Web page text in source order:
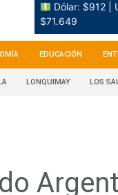
Dólar: $912 |
$71.649
EDUCACIÓN
LONQUIMAY LOS